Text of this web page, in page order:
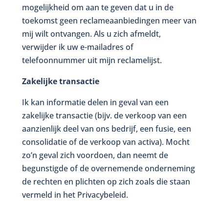
mogelijkheid om aan te geven dat u in de
toekomst geen reclameaanbiedingen meer van
mij wilt ontvangen. Als u zich afmeldt,
verwijder ik uw e-mailadres of
telefoonnummer uit mijn reclamelijst.
Zakelijke transactie
Ik kan informatie delen in geval van een
zakelijke transactie (bijv. de verkoop van een
aanzienlijk deel van ons bedrijf, een fusie, een
consolidatie of de verkoop van activa). Mocht
zo’n geval zich voordoen, dan neemt de
begunstigde of de overnemende onderneming
de rechten en plichten op zich zoals die staan
vermeld in het Privacybeleid.